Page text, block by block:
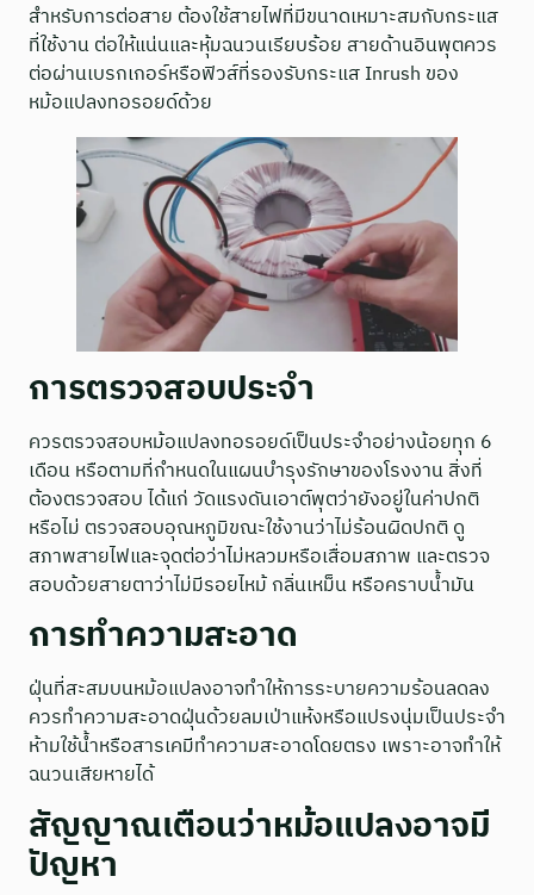
สำหรับการต่อสาย ต้องใช้สายไฟที่มีขนาดเหมาะสมกับกระแส
ที่ใช้งาน ต่อให้แน่นและหุ้มฉนวนเรียบร้อย สายด้านอินพุตควร
ต่อผ่านเบรกเกอร์หรือฟิวส์ที่รองรับกระแส Inrush ของ
หม้อแปลงทอรอยด์ด้วย
การตรวจสอบประจำ
ควรตรวจสอบหม้อแปลงทอรอยด์เป็นประจำอย่างน้อยทุก 6
เดือน หรือตามที่กำหนดในแผนบำรุงรักษาของโรงงาน สิ่งที่
ต้องตรวจสอบ ได้แก่ วัดแรงดันเอาต์พุตว่ายังอยู่ในค่าปกติ
หรือไม่ ตรวจสอบอุณหภูมิขณะใช้งานว่าไม่ร้อนผิดปกติ ดู
สภาพสายไฟและจุดต่อว่าไม่หลวมหรือเสื่อมสภาพ และตรวจ
สอบด้วยสายตาว่าไม่มีรอยไหม้ กลิ่นเหม็น หรือคราบน้ำมัน
การทำความสะอาด
ฝุ่นที่สะสมบนหม้อแปลงอาจทำให้การระบายความร้อนลดลง
ควรทำความสะอาดฝุ่นด้วยลมเป่าแห้งหรือแปรงนุ่มเป็นประจำ
ห้ามใช้น้ำหรือสารเคมีทำความสะอาดโดยตรง เพราะอาจทำให้
ฉนวนเสียหายได้
สัญญาณเตือนว่าหม้อแปลงอาจมี
ปัญหา